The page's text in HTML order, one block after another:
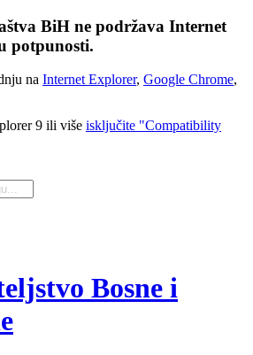
BiH ne podržava Internet
potpunosti.
na Internet Explorer, Google Chrome,
9 ili više isključite "Compatibility
Bosne i